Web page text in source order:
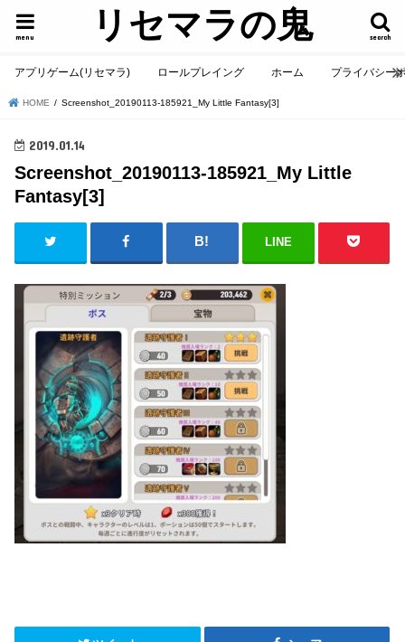
リセマラの鬼 search
menu
アプリゲーム(リセマラ) ロールプレイング ホーム プライバシー
HOME Screenshot_20190113-185921_My Little Fantasy[3]
2019.01.14
Screenshot_20190113-185921_My Little
Fantasy[3]
LINE